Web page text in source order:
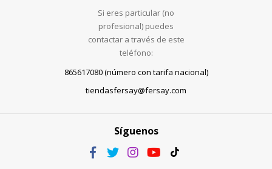
Si eres particular (no
profesional) puedes
contactar a través de este
teléfono:
865617080 (número con tarifa nacional)
tiendasfersay@fersay.com
Síguenos